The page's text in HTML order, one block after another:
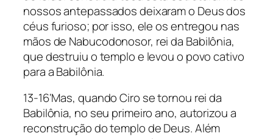
nossos antepassados deixaram o Deus dos
céus furioso; por isso, ele os entregou nas
mãos de Nabucodonosor, rei da Babilônia,
que destruiu o templo e levou o povo cativo
para a Babilônia.
13-16‘Mas, quando Ciro se tornou rei da
Babilônia, no seu primeiro ano, autorizou a
reconstrução do templo de Deus. Além